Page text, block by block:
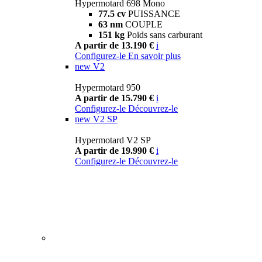
Hypermotard 698 Mono
77.5 cv PUISSANCE
63 nm COUPLE
151 kg Poids sans carburant
A partir de 13.190 € i
Configurez-le En savoir plus
new V2
Hypermotard 950
A partir de 15.790 € i
Configurez-le Découvrez-le
new V2 SP
Hypermotard V2 SP
A partir de 19.990 € i
Configurez-le Découvrez-le